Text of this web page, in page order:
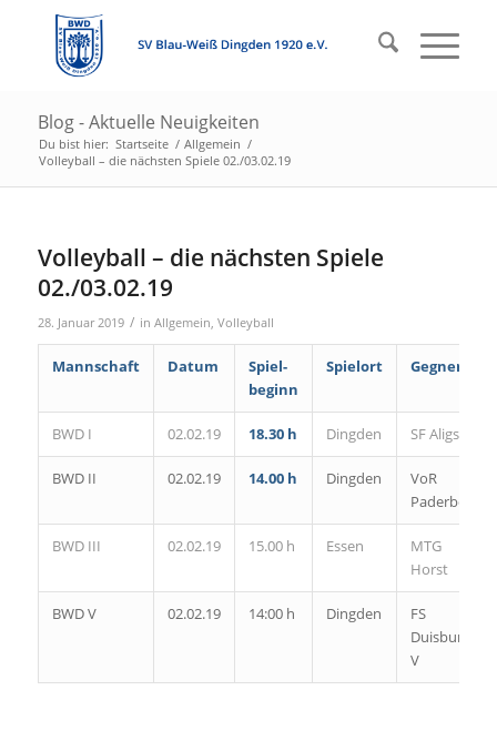
Blog - Aktuelle Neuigkeiten
Du bist hier: Startseite / Allgemein /
Volleyball – die nächsten Spiele 02./03.02.19
Volleyball – die nächsten Spiele
02./03.02.19
28. Januar 2019 / in Allgemein, Volleyball
Mannschaft Datum
Spiel-
beginn
Spielort Gegner
BWD I 02.02.19 18.30 h Dingden SF Aligse
BWD II 02.02.19 14.00 h Dingden
VoR
Paderborn
BWD III 02.02.19 15.00 h Essen
MTG
Horst
BWD V 02.02.19 14:00 h Dingden
FS
Duisburg
V